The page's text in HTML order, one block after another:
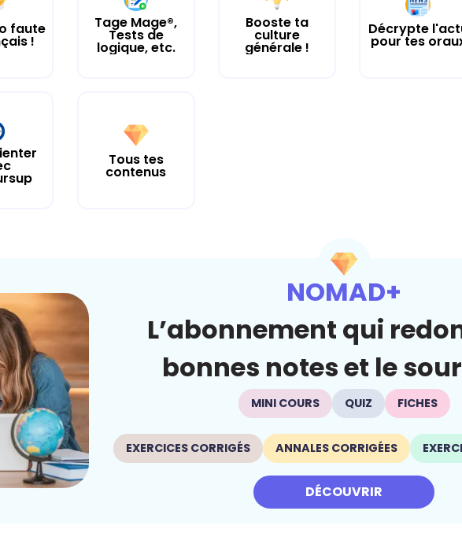
faute
!
Tage Mage®,
Tests de
logique, etc.
Booste ta
culture
générale !
Décrypte
pour tes
Tous tes
contenus
NOMAD+
L’abonnement qui
bonnes notes et le
MINI COURS QUIZ FICHES
EXERCICES CORRIGÉS ANNALES CORRIGÉES
DÉCOUVRIR